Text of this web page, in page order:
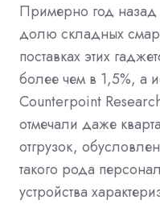
Примерно год
долю складных
поставках этих
более чем в 1,5%, а
Counterpoint
отмечали даже
отгрузок,
такого рода
устройства